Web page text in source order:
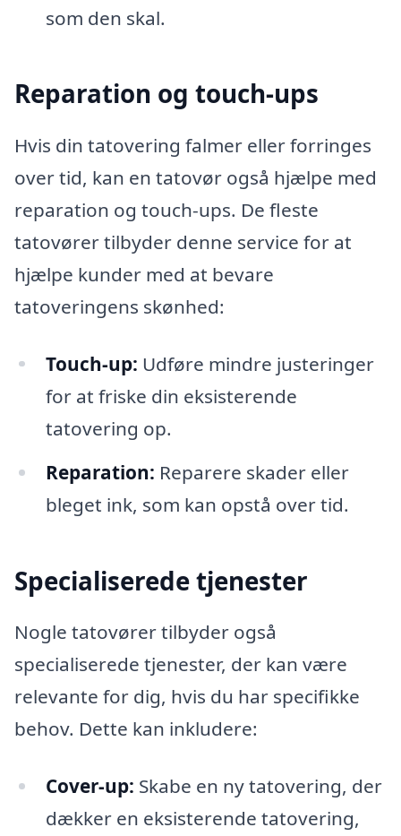
som den skal.
Reparation og touch-ups
Hvis din tatovering falmer eller forringes
over tid, kan en tatovør også hjælpe med
reparation og touch-ups. De fleste
tatovører tilbyder denne service for at
hjælpe kunder med at bevare
tatoveringens skønhed:
Touch-up: Udføre mindre justeringer
for at friske din eksisterende
tatovering op.
Reparation: Reparere skader eller
bleget ink, som kan opstå over tid.
Specialiserede tjenester
Nogle tatovører tilbyder også
specialiserede tjenester, der kan være
relevante for dig, hvis du har specifikke
behov. Dette kan inkludere:
Cover-up: Skabe en ny tatovering, der
dækker en eksisterende tatovering,